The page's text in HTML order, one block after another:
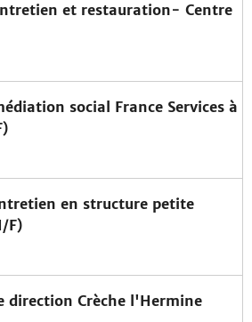
et restauration- Centre
social France Services à
en structure petite
F)
direction Crèche l'Hermine